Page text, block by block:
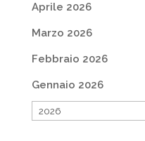
Aprile 2026
Marzo 2026
Febbraio 2026
Gennaio 2026